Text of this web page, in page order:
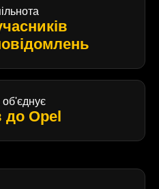
Opel